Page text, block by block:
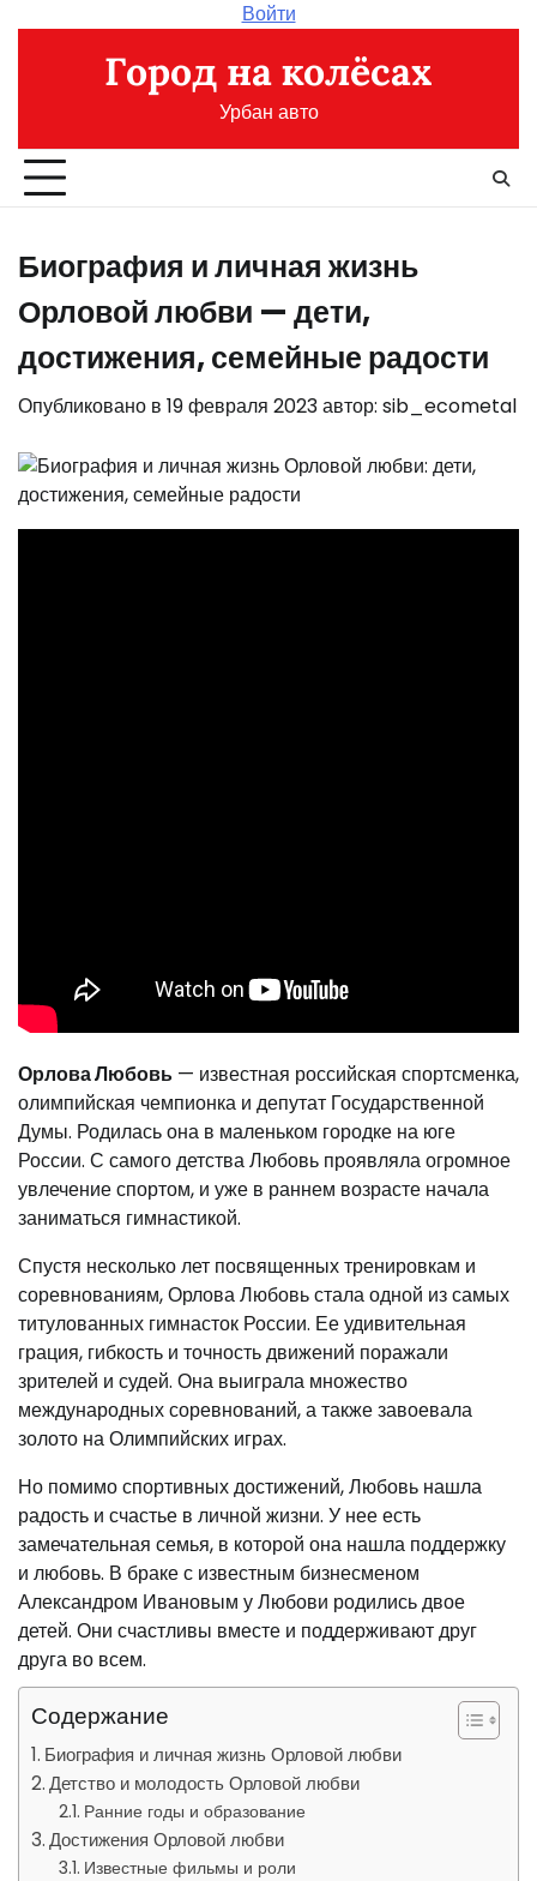
содержимому
Войти
Город на колёсах
Урбан авто
Биография и личная жизнь
Орловой любви — дети,
достижения, семейные радости
Опубликовано в 19 февраля 2023автор: sib_ecometal
Орлова Любовь — известная российская спортсменка,
олимпийская чемпионка и депутат Государственной
Думы. Родилась она в маленьком городке на юге
России. С самого детства Любовь проявляла огромное
увлечение спортом, и уже в раннем возрасте начала
заниматься гимнастикой.
Спустя несколько лет посвященных тренировкам и
соревнованиям, Орлова Любовь стала одной из самых
титулованных гимнасток России. Ее удивительная
грация, гибкость и точность движений поражали
зрителей и судей. Она выиграла множество
международных соревнований, а также завоевала
золото на Олимпийских играх.
Но помимо спортивных достижений, Любовь нашла
радость и счастье в личной жизни. У нее есть
замечательная семья, в которой она нашла поддержку
и любовь. В браке с известным бизнесменом
Александром Ивановым у Любови родились двое
детей. Они счастливы вместе и поддерживают друг
друга во всем.
Содержание
Биография и личная жизнь Орловой любви
Детство и молодость Орловой любви
Ранние годы и образование
Достижения Орловой любви
Известные фильмы и роли